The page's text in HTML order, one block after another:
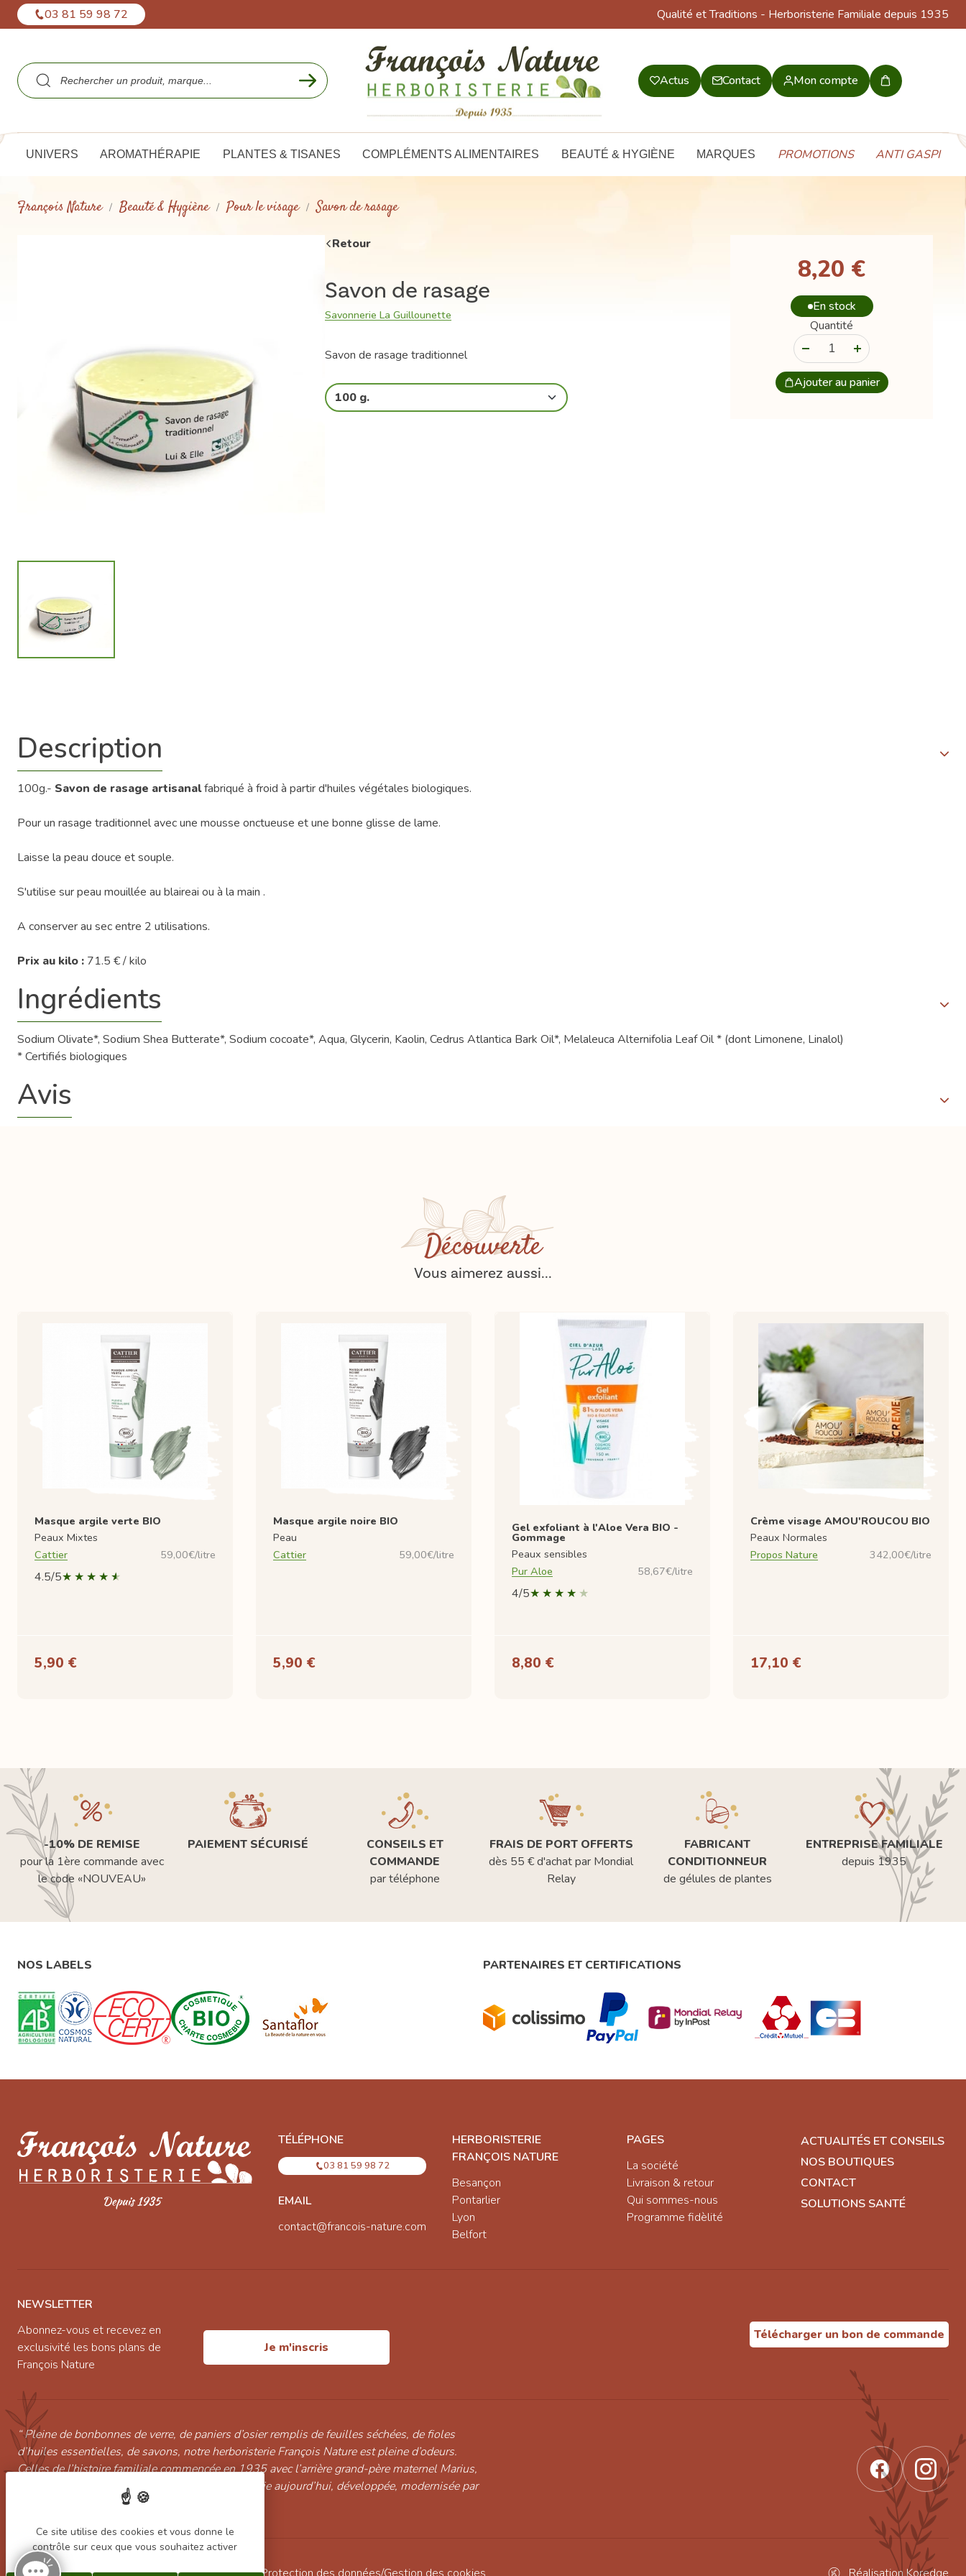
03 81 59 98 72 Qualité et Traditions - Herboristerie Familiale depuis 1935
Actus Contact Mon compte
Mon
UNIVERS AROMATHÉRAPIE PLANTES & TISANES COMPLÉMENTS ALIMENTAIRES BEAUTÉ & HYGIÈNE MARQUES PROMOTIONS ANTI GASPI
François Nature Beauté & Hygiène Pour le visage Savon de rasage
Retour
Savon de rasage
Savonnerie La Guillounette
Savon de rasage traditionnel
100 g.
8,20 €
En stock
Quantité
Ajouter au panier
Description
100g.- Savon de rasage artisanalfabriqué à froid à partir d'huiles végétales biologiques.
Pour un rasage traditionnel avec une mousse onctueuse et une bonne glisse de lame.
Laisse la peau douce et souple.
S'utilise sur peau mouillée au blaireai ou à la main .
A conserver au sec entre 2 utilisations.
Prix au kilo : 71.5 € / kilo
Ingrédients
Sodium Olivate*, Sodium Shea Butterate*, Sodium cocoate*, Aqua, Glycerin, Kaolin, Cedrus Atlantica Bark Oil*, Melaleuca Alternifolia Leaf Oil * (dont Limonene, Linalol)
* Certifiés biologiques
Avis
Découverte
Vous aimerez aussi...
Masque argile verte BIO
Peaux Mixtes
Cattier
59,00€/litre
4.5/5
5,90 €
Masque argile noire BIO
Peau
Cattier
59,00€/litre
5,90 €
Gel exfoliant à l'Aloe Vera BIO -
Gommage
Peaux sensibles
Pur Aloe
58,67€/litre
4/5
8,80 €
Crème visage AMOU'ROUCOU BIO
Peaux Normales
Propos Nature
342,00€/litre
17,10 €
-10% DE REMISE
pour la 1ère commande avec
le code «NOUVEAU»
PAIEMENT SÉCURISÉ
CONSEILS ET
COMMANDE
par téléphone
FRAIS DE PORT OFFERTS
dès 55 € d'achat par Mondial
Relay
FABRICANT
CONDITIONNEUR
de gélules de plantes
ENTREPRISE FAMILIALE
depuis 1935
NOS LABELS PARTENAIRES ET CERTIFICATIONS
TÉLÉPHONE
03 81 59 98 72
EMAIL
contact@francois-nature.com
HERBORISTERIE
FRANÇOIS NATURE
Besançon
Pontarlier
Lyon
Belfort
PAGES
La société
Livraison & retour
Qui sommes-nous
Programme fidèlité
ACTUALITÉS ET CONSEILS
NOS BOUTIQUES
CONTACT
SOLUTIONS SANTÉ
NEWSLETTER
Abonnez-vous et recevez en
exclusivité les bons plans de
François Nature
Je m'inscris
Télécharger un bon de commande
“ Pleine de bonbonnes de verre, de paniers d’osier remplis de feuilles séchées, de fioles
d’huiles essentielles, de savons, notre herboristerie François Nature est pleine d’odeurs.
Celles de l’histoire familiale commencée en 1935 avec l’arrière grand-père maternel Marius,
continuée par Marcelle puis Christian et poursuivie aujourd’hui, développée, modernisée par
l’arrière petit-fils Alexandre Pinot. ”
Panneau de gestion des cookies
Ce site utilise des cookies et vous donne le
contrôle sur ceux que vous souhaitez activer